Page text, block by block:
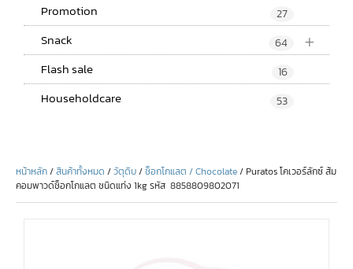
Promotion 27
+
Snack 64
Flash sale 16
Householdcare 53
หน้าหลัก/สินค้าทั้งหมด /วัตุดิบ/ช็อกโกแลต / Chocolate/ Puratos โคเวอร์ลักซ์ ส้ม
คอมพาวด์ช็อกโกแลต ชนิดแท่ง 1kg รหัส 8858809802071